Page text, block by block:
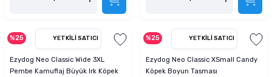
%25 YETKILI SATICI
Ezydog Neo Classic Wide 3XL
Pembe Kamuflaj Büyük Irk Köpek
%25 YETKILI SATICI
Ezydog Neo Classic XSmall Candy
Köpek Boyun Tasması